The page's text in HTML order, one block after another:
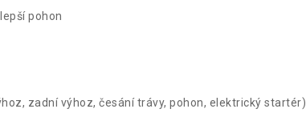
pohon
zadní výhoz, česání trávy, pohon, elektrický startér)